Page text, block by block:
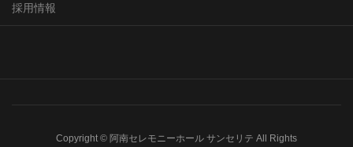
採用情報
Copyright © 阿南セレモニーホール サンセリテ All Rights